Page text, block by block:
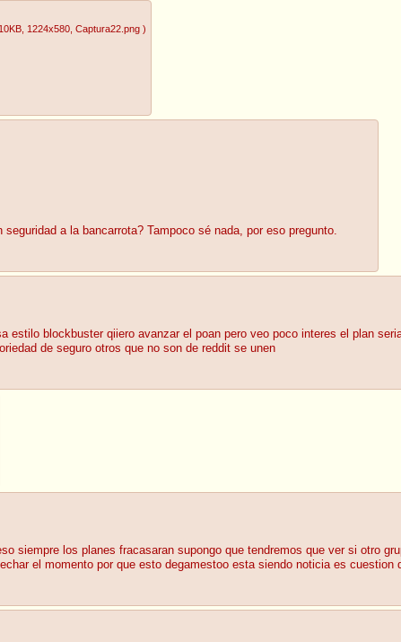
, 1224x580 , Captura22.png )
a la bancarrota? Tampoco sé nada, por eso pregunto.
estilo blockbuster qiiero avanzar el poan pero veo poco interes el plan
de seguro otros que no son de reddit se unen
siempre los planes fracasaran supongo que tendremos que ver si otro
el momento por que esto degamestoo esta siendo noticia es cuestion